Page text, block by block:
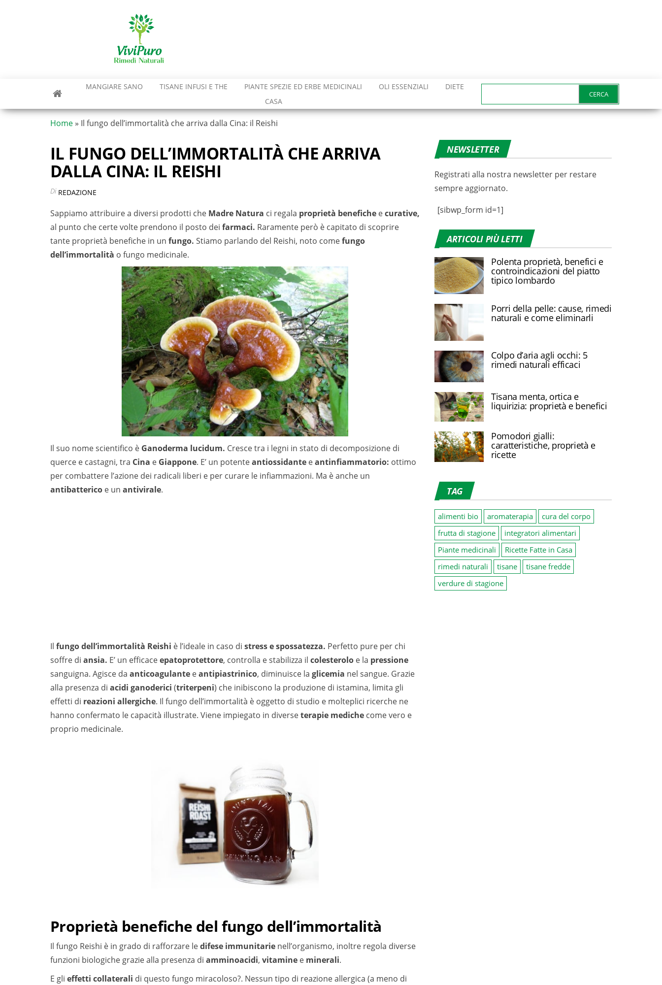
MANGIARE SANO TISANE INFUSI E THE PIANTE SPEZIE ED ERBE MEDICINALI OLI ESSENZIALI
DIETE
CASA
per:
Home » Il fungo dell’immortalità che arriva dalla Cina: il Reishi
IL FUNGO DELL’IMMORTALITÀ CHE ARRIVA
DALLA CINA: IL REISHI
Di REDAZIONE
Sappiamo attribuire a diversi prodotti che Madre Natura ci regala proprietà benefiche ecurative,
al punto che certe volte prendono il posto dei farmaci. Raramente però è capitato di scoprire
tante proprietà benefiche in un fungo. Stiamo parlando del Reishi, noto comefungo
dell’immortalità o fungo medicinale.
Il suo nome scientifico è Ganoderma lucidum. Cresce tra i legni in stato di decomposizione di
querce e castagni, tra Cina e Giappone. E’ un potenteantiossidante eantinfiammatorio: ottimo
per combattere l’azione dei radicali liberi e per curare le infiammazioni. Ma è anche un
antibatterico e un antivirale.
Il fungo dell’immortalità Reishi è l’ideale in caso di stress e spossatezza. Perfetto pure per chi
soffre di ansia. E’ un efficaceepatoprotettore, controlla e stabilizza il colesterolo e la pressione
sanguigna. Agisce da anticoagulante eantipiastrinico, diminuisce la glicemia nel sangue. Grazie
alla presenza di acidi ganoderici (triterpeni) che inibiscono la produzione di istamina, limita gli
effetti di reazioni allergiche. Il fungo dell’immortalità è oggetto di studio e molteplici ricerche ne
hanno confermato le capacità illustrate. Viene impiegato in diverseterapie mediche come vero e
proprio medicinale.
Proprietà benefiche del fungo dell’immortalità
Il fungo Reishi è in grado di rafforzare ledifese immunitarie nell’organismo, inoltre regola diverse
funzioni biologiche grazie alla presenza di amminoacidi, vitamine e minerali.
E gli effetti collaterali di questo fungo miracoloso?. Nessun tipo di reazione allergica (a meno di
NEWSLETTER
Registrati alla nostra newsletter per restare
sempre aggiornato.
[sibwp_form id=1]
ARTICOLI PIÙ LETTI
Polenta proprietà, benefici e
controindicazioni del piatto
tipico lombardo
Porri della pelle: cause, rimedi
naturali e come eliminarli
Colpo d’aria agli occhi: 5
rimedi naturali efficaci
Tisana menta, ortica e
liquirizia: proprietà e benefici
Pomodori gialli:
caratteristiche, proprietà e
ricette
TAG
alimenti bio aromaterapia
cura del corpo
frutta di stagione
integratori alimentari
Piante medicinali
Ricette Fatte in Casa
rimedi naturali
tisane
tisane fredde
verdure di stagione